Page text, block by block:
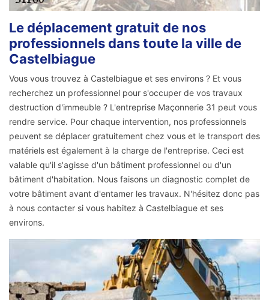
Le déplacement gratuit de nos
professionnels dans toute la ville de
Castelbiague
Vous vous trouvez à Castelbiague et ses environs ? Et vous
recherchez un professionnel pour s'occuper de vos travaux
destruction d'immeuble ? L'entreprise Maçonnerie 31 peut vous
rendre service. Pour chaque intervention, nos professionnels
peuvent se déplacer gratuitement chez vous et le transport des
matériels est également à la charge de l'entreprise. Ceci est
valable qu'il s'agisse d'un bâtiment professionnel ou d'un
bâtiment d'habitation. Nous faisons un diagnostic complet de
votre bâtiment avant d'entamer les travaux. N'hésitez donc pas
à nous contacter si vous habitez à Castelbiague et ses
environs.